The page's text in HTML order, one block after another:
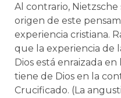
Al contrario,
origen de este
experiencia cristiana.
que la experiencia de
Dios está enraizada
tiene de Dios en la
Crucificado. (La